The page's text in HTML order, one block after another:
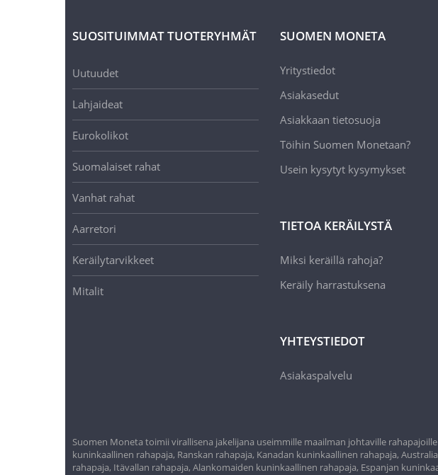
SUOSITUIMMAT TUOTERYHMÄT
Uutuudet
Lahjaideat
Eurokolikot
Suomalaiset rahat
Vanhat rahat
Aarretori
Keräilytarvikkeet
Mitalit
SUOMEN MONETA
Yritystiedot
Asiakasedut
Asiakkaan tietosuoja
Töihin Suomen Monetaan?
Usein kysytyt kysymykset
TIETOA KERÄILYSTÄ
Miksi keräillä rahoja?
Keräily harrastuksena
YHTEYSTIEDOT
Asiakaspalvelu
Suomen Moneta toimii virallisena jakelijana useimmille maailman johtaville
kuninkaallinen rahapaja, Ranskan rahapaja, Kanadan kuninkaallinen rahapaja,
rahapaja, Itävallan rahapaja, Alankomaiden kuninkaallinen rahapaja, Espanjan